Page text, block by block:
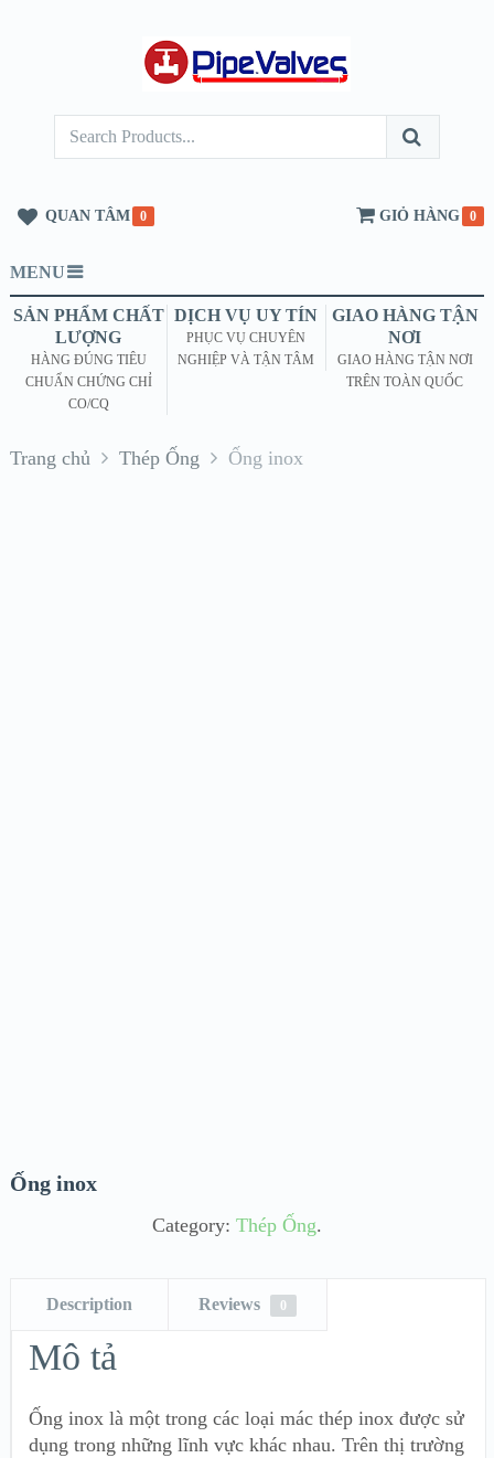
QUAN TÂM 0 GIỎ HÀNG 0
MENU
SẢN PHẨM CHẤT
LƯỢNG
HÀNG ĐÚNG TIÊU
CHUẨN CHỨNG CHỈ
CO/CQ
DỊCH VỤ UY TÍN
PHỤC VỤ CHUYÊN
NGHIỆP VÀ TẬN TÂM
GIAO HÀNG TẬN
NƠI
GIAO HÀNG TẬN NƠI
TRÊN TOÀN QUỐC
Trang chủ Thép Ống Ống inox
Ống inox
Category: Thép Ống.
Description Reviews 0
Mô tả
Ống inox là một trong các loại mác thép inox được sử
dụng trong những lĩnh vực khác nhau. Trên thị trường